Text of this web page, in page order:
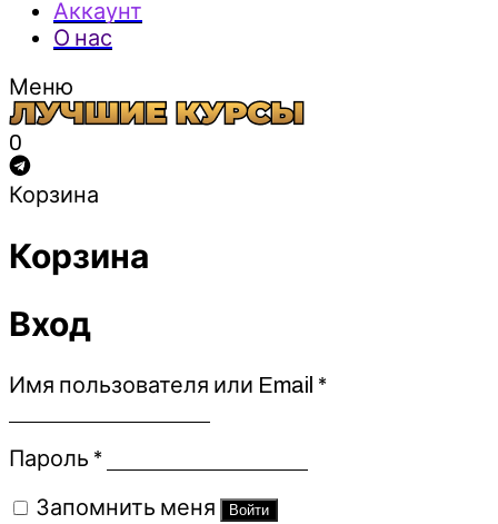
Аккаунт
О нас
Меню
0
Корзина
Корзина
Вход
Имя пользователя или Email *Обязательно
Пароль *Обязательно
Запомнить меня Войти